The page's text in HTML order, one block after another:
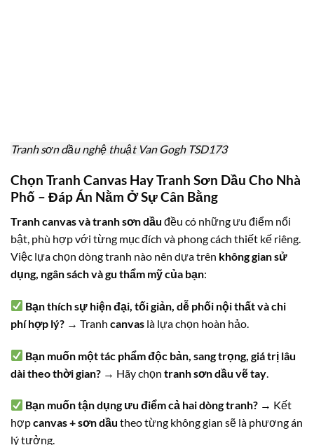
Tranh sơn dầu nghệ thuật Van Gogh TSD173
Chọn Tranh Canvas Hay Tranh Sơn Dầu Cho Nhà
Phố – Đáp Án Nằm Ở Sự Cân Bằng
Tranh canvas và tranh sơn dầu đều có những ưu điểm nổi
bật, phù hợp với từng mục đích và phong cách thiết kế riêng.
Việc lựa chọn dòng tranh nào nên dựa trên không gian sử
dụng, ngân sách và gu thẩm mỹ của bạn:
Bạn thích sự hiện đại, tối giản, dễ phối nội thất và chi
phí hợp lý? → Tranh canvas là lựa chọn hoàn hảo.
Bạn muốn một tác phẩm độc bản, sang trọng, giá trị lâu
dài theo thời gian? → Hãy chọn tranh sơn dầu vẽ tay
Bạn muốn tận dụng ưu điểm cả hai dòng tranh? → Kết
hợpcanvas + sơn dầu theo từng không gian sẽ là phương án
lý tưởng.